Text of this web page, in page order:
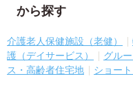
から探す
介護老人保健施設（老健）
護（デイサービス）
グル
ス・高齢者住宅地
ショー